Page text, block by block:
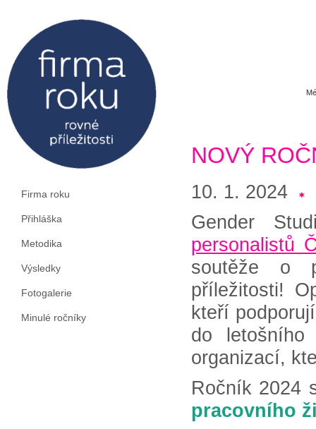
Firma roku
Přihláška
Metodika
Výsledky
Fotogalerie
Minulé ročníky
NOVÝ
10. 1. 2024
Gender
personalistů
soutěže o
příležitosti!
kteří
do
organizací,
Ročník 2024
pracovního